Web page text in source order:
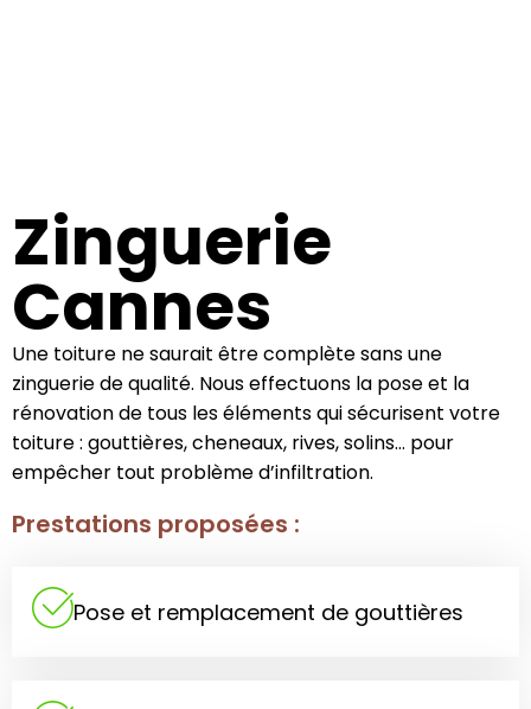
Zinguerie
Cannes
Une toiture ne saurait être complète sans une
zinguerie de qualité. Nous effectuons la pose et la
rénovation de tous les éléments qui sécurisent votre
toiture : gouttières, cheneaux, rives, solins… pour
empêcher tout problème d’infiltration.
Prestations proposées :
Pose et remplacement de gouttières